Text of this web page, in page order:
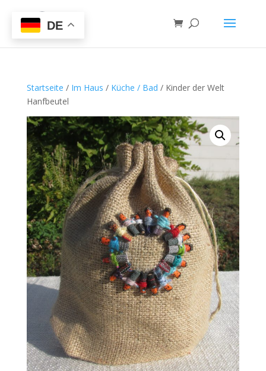
Startseite / Im Haus / Küche / Bad / Kinder der Welt
Hanfbeutel
DE